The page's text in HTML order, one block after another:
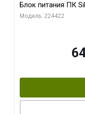
Блок питания ПК
Модель: 224422